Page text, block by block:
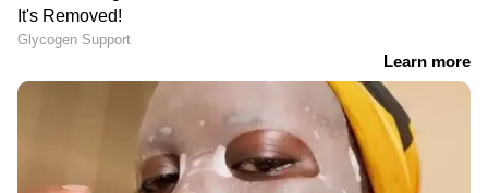
കേരളത്തിലെ എല്ലാ വാർത്തകൾ
അറിയാൻ എപ്പോഴും ഏഷ്യാനെറ്റ്
ന്യൂസ് വാർത്തകൾ.
Malayalam News
തത്സമയ അപ്‌ഡേറ്റുകളും ആഴത്തിലുള്ള
വിശകലനവും സമഗ്രമായ റിപ്പോർട്ടിംഗും —
എല്ലാം ഒരൊറ്റ സ്ഥലത്ത്. ഏത് സമയത്തും,